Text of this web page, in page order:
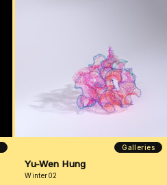
Galleries
Yu-Wen Hung
Winter02